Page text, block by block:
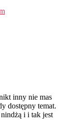
inny nie mas
dostępny temat.
nindżą i i tak jest